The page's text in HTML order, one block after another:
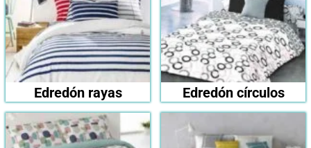
Edredón rayas Edredón círculos